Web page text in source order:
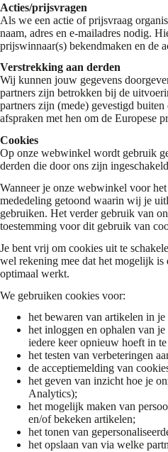
Acties/prijsvragen
Als we een actie of prijsvraag
naam, adres en e-mailadres nodig.
prijswinnaar(s) bekendmaken en de
Verstrekking aan derden
Wij kunnen jouw gegevens
partners zijn betrokken bij de
partners zijn (mede) gevestigd
afspraken met hen om de Europese
Cookies
Op onze webwinkel wordt gebruik
derden die door ons zijn
Wanneer je onze webwinkel voor
mededeling getoond waarin wij je
gebruiken. Het verder gebruik van
toestemming voor dit gebruik van
Je bent vrij om cookies uit te
wel rekening mee dat het mogelijk is
optimaal werkt.
We gebruiken cookies voor:
het bewaren van artikelen in
het inloggen en ophalen van
iedere keer opnieuw hoeft in
het testen van verbeteringen
de acceptiemelding van
het geven van inzicht hoe je
Analytics);
het mogelijk maken van
en/of bekeken artikelen;
het tonen van
het opslaan van via welke